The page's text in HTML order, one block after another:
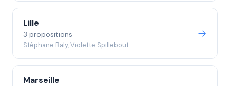
Lille
3 propositions
Stéphane Baly, Violette Spillebout
Marseille